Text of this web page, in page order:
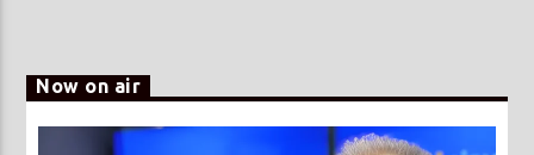
Now on air